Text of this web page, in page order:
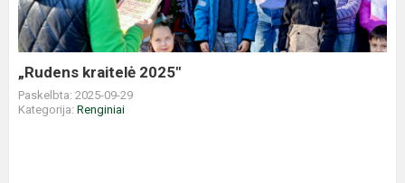
„Rudens kraitelė 2025"
Paskelbta: 2025-09-29
Kategorija: Renginiai